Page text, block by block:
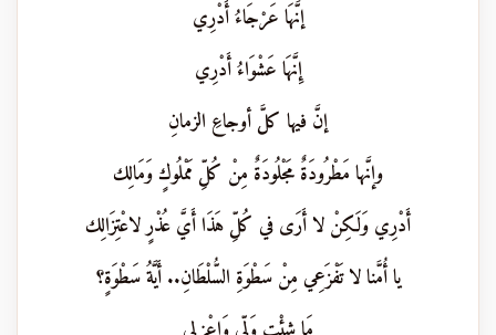
إنَّهَا عَرْجَاءُ أَدْرِي
إِنَّهَا عَشْوَاءُ أَدْرِي
إنَّ فيها كلَّ أوجاعِ الزمانِ
وإنَّها مَطْرُودَةٌ مَجْلُودَةٌ مِنْ كُلِّ مَمْلُوكٍ وَمَالِك
أَدْرِي وَلَكِنْ لا أَرَى في كُلِّ هَذَا أَيَّ عُذْرٍ لاعْتِزَالِك
يا أُمَّنا لا تَفْزَعِي مِنْ سَطْوَةِ السُّلْطَانِ.. أَيَّةُ سَطْوَةٍ؟